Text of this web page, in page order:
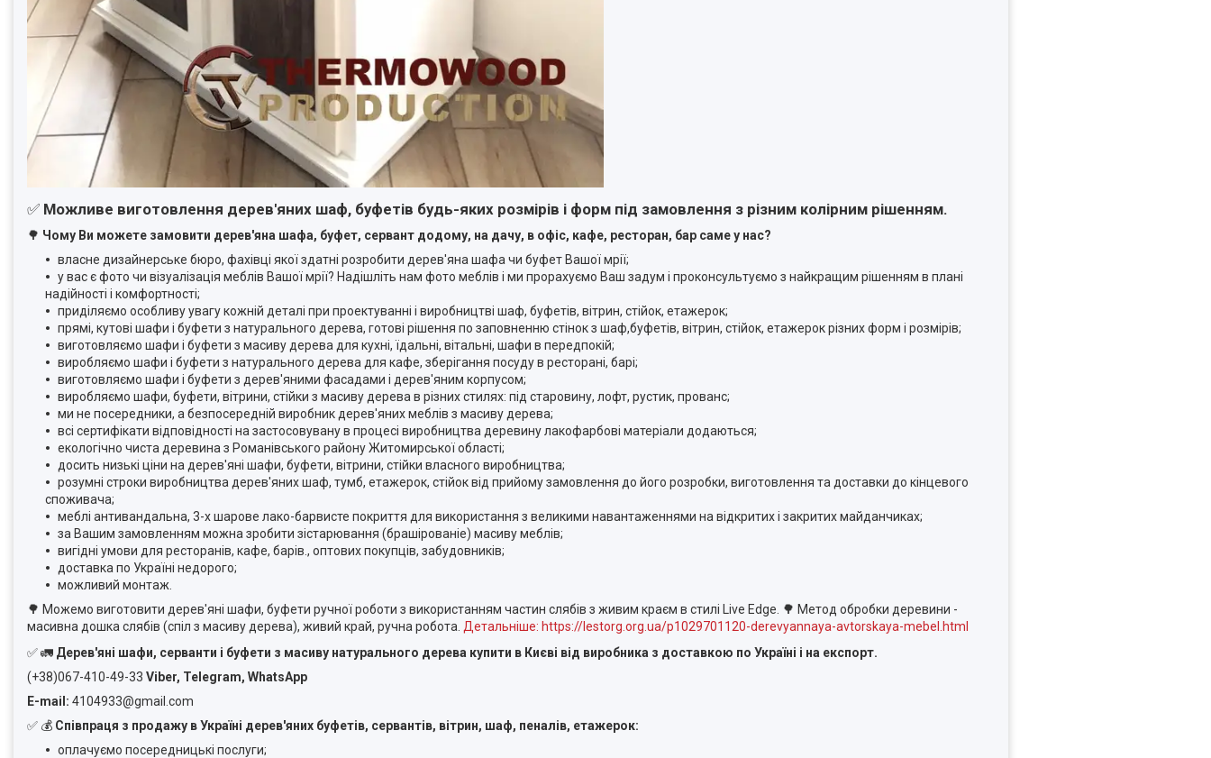
✅ Можливе виготовлення дерев'яних шаф, буфетів будь-яких розмірів і форм під замовлення з різним колірним рішенням.
🌳 Чому Ви можете замовити дерев'яна шафа, буфет, сервант додому, на дачу, в офіс, кафе, ресторан, бар саме у нас?
власне дизайнерське бюро, фахівці якої здатні розробити дерев'яна шафа чи буфет Вашої мрії;
у вас є фото чи візуалізація меблів Вашої мрії? Надішліть нам фото меблів і ми прорахуємо Ваш задум і проконсультуємо з найкращим рішенням в плані
надійності і комфортності;
приділяємо особливу увагу кожній деталі при проектуванні і виробництві шаф, буфетів, вітрин, стійок, етажерок;
прямі, кутові шафи і буфети з натурального дерева, готові рішення по заповненню стінок з шаф,буфетів, вітрин, стійок, етажерок різних форм і розмірів;
виготовляємо шафи і буфети з масиву дерева для кухні, їдальні, вітальні, шафи в передпокій;
виробляємо шафи і буфети з натурального дерева для кафе, зберігання посуду в ресторані, барі;
виготовляємо шафи і буфети з дерев'яними фасадами і дерев'яним корпусом;
виробляємо шафи, буфети, вітрини, стійки з масиву дерева в різних стилях: під старовину, лофт, рустик, прованс;
ми не посередники, а безпосередній виробник дерев'яних меблів з масиву дерева;
всі сертифікати відповідності на застосовувану в процесі виробництва деревину лакофарбові матеріали додаються;
екологічно чиста деревина з Романівського району Житомирської області;
досить низькі ціни на дерев'яні шафи, буфети, вітрини, стійки власного виробництва;
розумні строки виробництва дерев'яних шаф, тумб, етажерок, стійок від прийому замовлення до його розробки, виготовлення та доставки до кінцевого
споживача;
меблі антивандальна, 3-х шарове лако-барвисте покриття для використання з великими навантаженнями на відкритих і закритих майданчиках;
за Вашим замовленням можна зробити зістарювання (брашірованіе) масиву меблів;
вигідні умови для ресторанів, кафе, барів., оптових покупців, забудовників;
доставка по Україні недорого;
можливий монтаж.
🌳 Можемо виготовити дерев'яні шафи, буфети ручної роботи з використанням частин слябів з живим краєм в стилі Live Edge. 🌳 Метод обробки деревини -
масивна дошка слябів (спіл з масиву дерева), живий край, ручна робота. Детальніше: https://lestorg.org.ua/p1029701120-derevyannaya-avtorskaya-mebel.html
✅🚛 Дерев'яні шафи, серванти і буфети з масиву натурального дерева купити в Києві від виробника з доставкою по Україні і на експорт.
(+38)067-410-49-33 Viber, Telegram, WhatsApp
E-mail: 4104933@gmail.com
✅ 💰 Співпраця з продажу в Україні дерев'яних буфетів, сервантів, вітрин, шаф, пеналів, етажерок:
оплачуємо посередницькі послуги;